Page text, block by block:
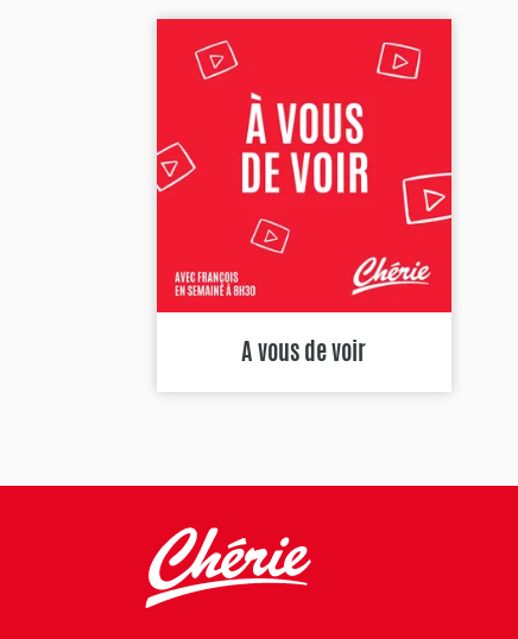
A vous de voir